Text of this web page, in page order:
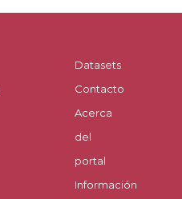
Datasets
Contacto
Acerca
del
portal
Información